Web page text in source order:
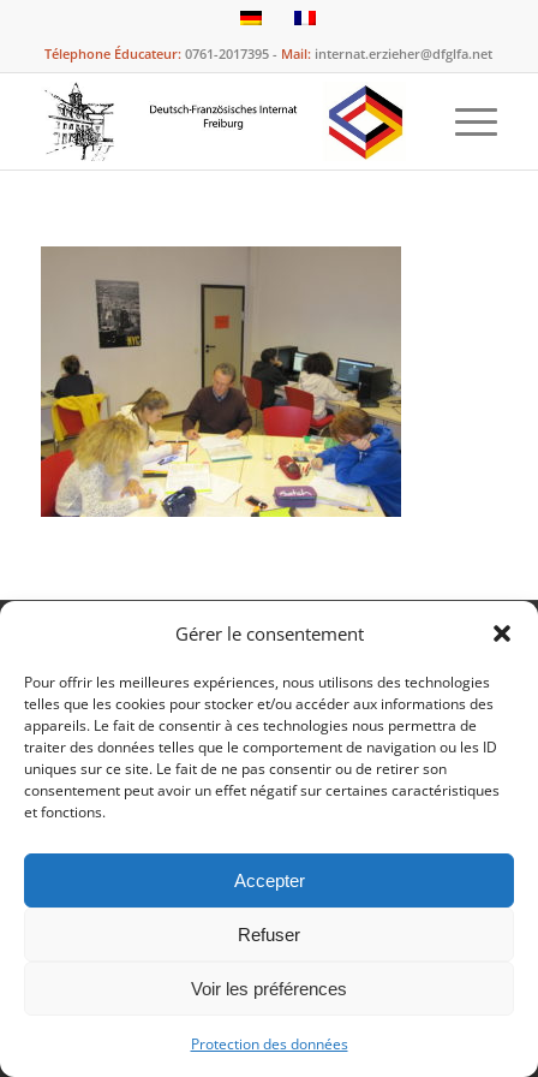
Gérer le consentement
Pour offrir les meilleures expériences, nous utilisons des technologies
telles que les cookies pour stocker et/ou accéder aux informations des
appareils. Le fait de consentir à ces technologies nous permettra de
traiter des données telles que le comportement de navigation ou les ID
uniques sur ce site. Le fait de ne pas consentir ou de retirer son
consentement peut avoir un effet négatif sur certaines caractéristiques
et fonctions.
Accepter
Refuser
Voir les préférences
Protection des données
Télephone Éducateur: 0761-2017395 - Mail: internat.erzieher@dfglfa.net
© Copyright 2017 - Deutsch Französischer Internat Freiburg -
Impressum
Impressum
Datenschutzerklärung